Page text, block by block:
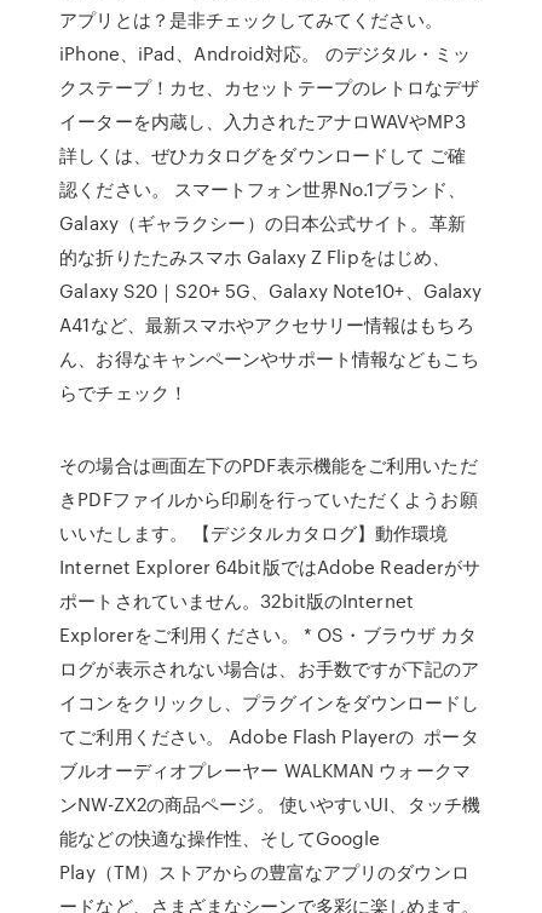
アプリとは？是非チェックしてみてください。
iPhone、iPad、Android対応。 のデジタル・ミッ
クステープ！カセ、カセットテープのレトロなデザ
イーターを内蔵し、入力されたアナロWAVやMP3
詳しくは、ぜひカタログをダウンロードして ご確
認ください。 スマートフォン世界No.1ブランド、
Galaxy（ギャラクシー）の日本公式サイト。革新
的な折りたたみスマホ Galaxy Z Flipをはじめ、
Galaxy S20｜S20+ 5G、Galaxy Note10+、Galaxy
A41など、最新スマホやアクセサリー情報はもちろ
ん、お得なキャンペーンやサポート情報などもこち
らでチェック！
その場合は画面左下のPDF表示機能をご利用いただ
きPDFファイルから印刷を行っていただくようお願
いいたします。 【デジタルカタログ】動作環境
Internet Explorer 64bit版ではAdobe Readerがサ
ポートされていません。32bit版のInternet
Explorerをご利用ください。 * OS・ブラウザ カタ
ログが表示されない場合は、お手数ですが下記のア
イコンをクリックし、プラグインをダウンロードし
てご利用ください。 Adobe Flash Playerの ポータ
ブルオーディオプレーヤー WALKMAN ウォークマ
ンNW-ZX2の商品ページ。 使いやすいUI、タッチ機
能などの快適な操作性、そしてGoogle
Play（TM）ストアからの豊富なアプリのダウンロ
ードなど、さまざまなシーンで多彩に楽しめます。